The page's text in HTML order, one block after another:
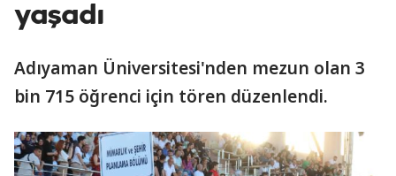
yaşadı
Adıyaman Üniversitesi'nden mezun olan 3
bin 715 öğrenci için tören düzenlendi.